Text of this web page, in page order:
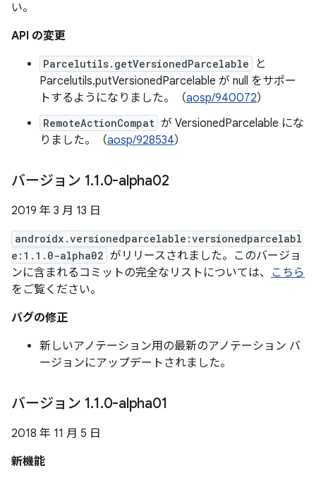
い。
API の変更
Parcelutils.getVersionedParcelable
と
Parcelutils.putVersionedParcelable が null をサポー
トするようになりました。（aosp/940072）
RemoteActionCompat が VersionedParcelable にな
りました。（aosp/928534）
バージョン 1.1.0-alpha02
2019 年 3 月 13 日
androidx.versionedparcelable:versionedparcelabl
e:1.1.0-alpha02 がリリースされました。このバージョ
ンに含まれるコミットの完全なリストについては、 こちら
をご覧ください。
バグの修正
新しいアノテーション用の最新のアノテーション バ
ージョンにアップデートされました。
バージョン 1.1.0-alpha01
2018 年 11 月 5 日
新機能